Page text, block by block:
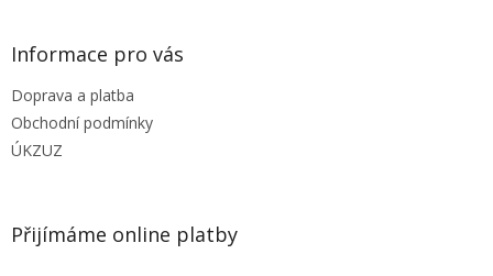
Informace pro vás
Doprava a platba
Obchodní podmínky
ÚKZUZ
Přijímáme online platby